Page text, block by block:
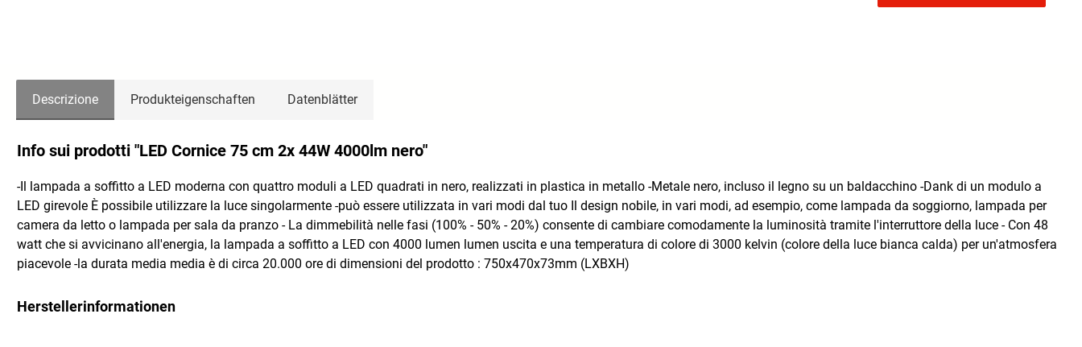
Descrizione Produkteigenschaften Datenblätter
Info sui prodotti "LED Cornice 75 cm 2x 44W 4000lm nero"
-Il lampada a soffitto a LED moderna con quattro moduli a LED quadrati in nero, realizzati in plastica in metallo -Metale nero, incluso il legno su un baldacchino -Dank di un modulo a
LED girevole È possibile utilizzare la luce singolarmente -può essere utilizzata in vari modi dal tuo Il design nobile, in vari modi, ad esempio, come lampada da soggiorno, lampada per
camera da letto o lampada per sala da pranzo - La dimmebilità nelle fasi (100% - 50% - 20%) consente di cambiare comodamente la luminosità tramite l'interruttore della luce - Con 48
watt che si avvicinano all'energia, la lampada a soffitto a LED con 4000 lumen lumen uscita e una temperatura di colore di 3000 kelvin (colore della luce bianca calda) per un'atmosfera
piacevole -la durata media media è di circa 20.000 ore di dimensioni del prodotto : 750x470x73mm (LXBXH)
Herstellerinformationen